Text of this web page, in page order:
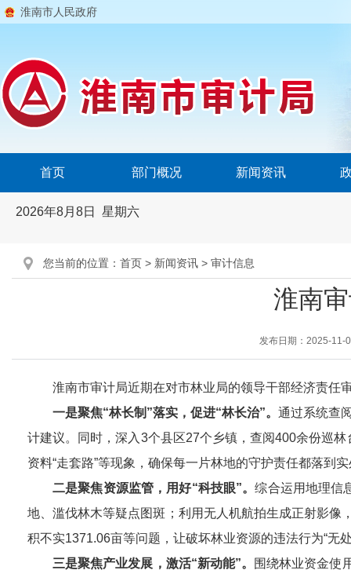
淮南市人民政府
首页 部门概况 新闻资讯
2026年8月8日 星期六
您当前的位置： 首页 > 新闻资讯 > 审计信息
淮南
发布日期：2025-11-
淮南市审计局近期在对市林业局的领导干部经济责任
一是聚焦“林长制”落实，促进“林长治”。 通过系统查
计建议。同时，深入3个县区27个乡镇，查阅400余份巡
资料“走套路”等现象，确保每一片林地的守护责任都落到
二是聚焦资源监管，用好“科技眼”。综合运用地理信
地、滥伐林木等疑点图斑；利用无人机航拍生成正射影
积不实1371.06亩等问题，让破坏林业资源的违法行为“无
三是聚焦产业发展，激活“新动能”。
围绕林业资金使